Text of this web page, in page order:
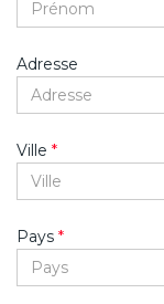
Adresse
Ville *
Pays *